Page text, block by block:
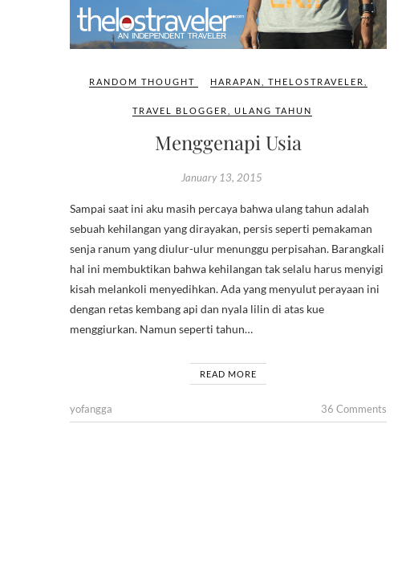
RANDOM THOUGHT HARAPAN THELOSTRAVELER
TRAVEL BLOGGER ULANG TAHUN
Menggenapi Usia
January 13, 2015
Sampai saat ini aku masih percaya bahwa ulang tahun adalah
sebuah kehilangan yang dirayakan, persis seperti pemakaman
senja ranum yang diulur-ulur menunggu perpisahan. Barangkali
hal ini membuktikan bahwa kehilangan tak selalu harus menyigi
kisah melankoli menyedihkan. Ada yang menyulut perayaan ini
dengan retas kembang api dan nyala lilin di atas kue
menggiurkan. Namun seperti tahun…
READ MORE
yofangga 36 Comments